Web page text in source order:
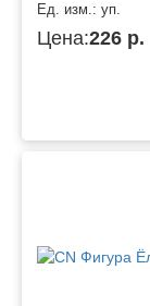
Ед. изм.: уп.
Цена:226 р.